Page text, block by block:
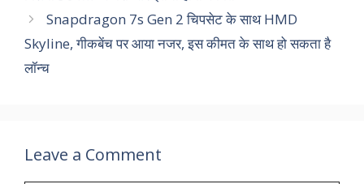
Snapdragon 7s Gen 2 चिपसेट के साथ HMD
Skyline, गीकबेंच पर आया नजर, इस कीमत के साथ हो सकता है
लॉन्च
Leave a Comment